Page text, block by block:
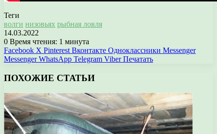
Теги
волги низовьях рыбная ловля
14.03.2022
0 Время чтения: 1 минута
Facebook X Pinterest Вконтакте Одноклассники Messenger
Messenger WhatsApp Telegram Viber Печатать
ПОХОЖИЕ СТАТЬИ